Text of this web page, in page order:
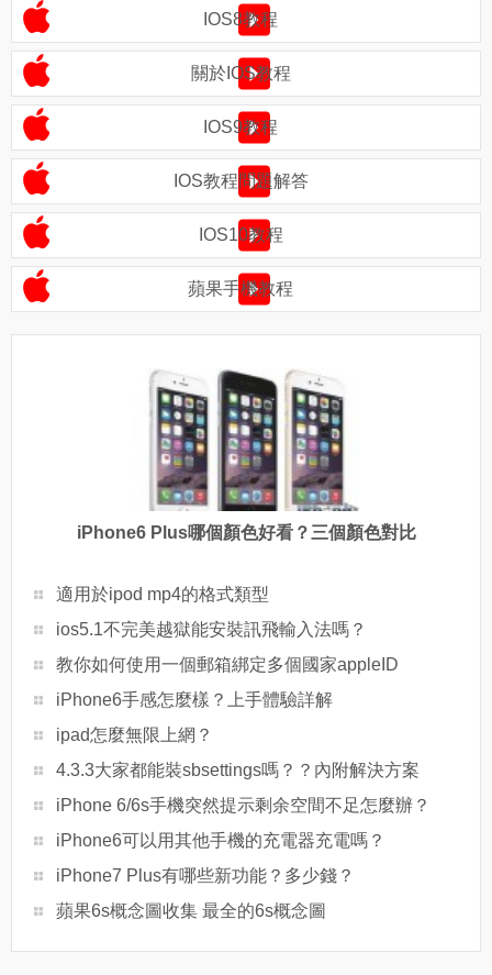
IOS8教程
關於IOS教程
IOS9教程
IOS教程問題解答
IOS10教程
蘋果手機教程
iPhone6 Plus哪個顏色好看？三個顏色對比
適用於ipod mp4的格式類型
ios5.1不完美越獄能安裝訊飛輸入法嗎？
教你如何使用一個郵箱綁定多個國家appleID
iPhone6手感怎麼樣？上手體驗詳解
ipad怎麼無限上網？
4.3.3大家都能裝sbsettings嗎？？內附解決方案
iPhone 6/6s手機突然提示剩余空間不足怎麼辦？
iPhone6可以用其他手機的充電器充電嗎？
iPhone7 Plus有哪些新功能？多少錢？
蘋果6s概念圖收集 最全的6s概念圖